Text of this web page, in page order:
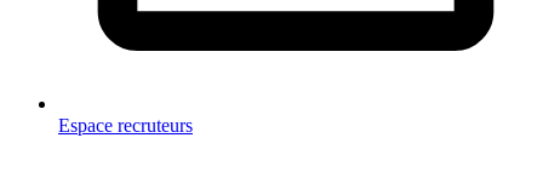
Espace recruteurs